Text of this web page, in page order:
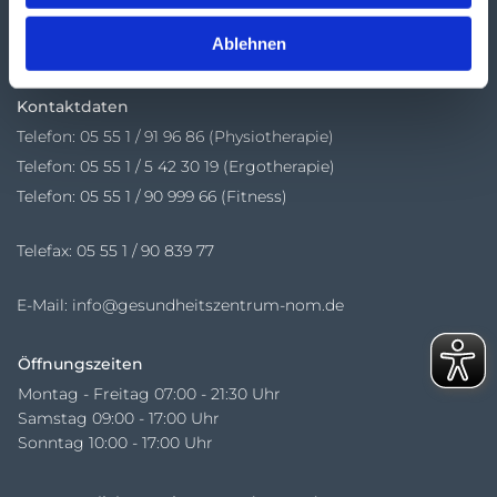
Ablehnen
Wieterallee 2
Kontaktdaten
Telefon: 05 55 1 / 91 96 86 (Physiotherapie)
Telefon: 05 55 1 / 5 42 30 19 (Ergotherapie)
Telefon: 05 55 1 / 90 999 66 (Fitness)
Telefax: 05 55 1 / 90 839 77
E-Mail: info@gesundheitszentrum-nom.de
Öffnungszeiten
Montag - Freitag 07:00 - 21:30 Uhr
Samstag 09:00 - 17:00 Uhr
Sonntag 10:00 - 17:00 Uhr